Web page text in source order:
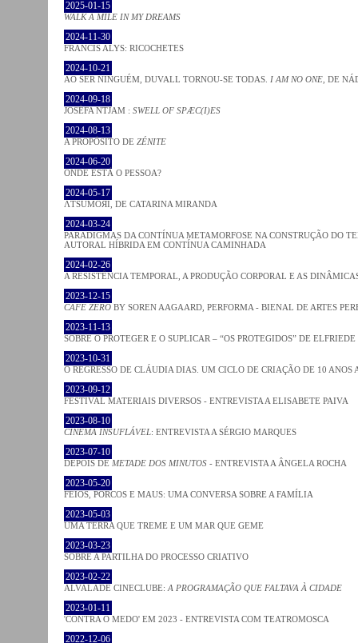
2025-01-15
WALK A MILE IN MY DREAMS
2024-11-30
FRANCIS ALYS: RICOCHETES
2024-10-21
AO SER NINGUÉM, DUVALL TORNOU-SE TODAS. I AM NO ONE , DE
2024-09-18
JOSÈFA NTJAM : SWELL OF SPÆC(I)ES
2024-08-13
A PROPÓSITO DE ZÉNITE
2024-06-20
ONDE ESTÁ O PESSOA?
2024-05-17
ΛƬSUMOЯI, DE CATARINA MIRANDA
2024-03-24
PARADIGMAS DA CONTÍNUA METAMORFOSE NA CONSTRUÇÃO DO
AUTORAL HÍBRIDA EM CONTÍNUA CAMINHADA
2024-02-26
A RESISTÊNCIA TEMPORAL, A PRODUÇÃO CORPORAL E AS
2023-12-15
CAFE ZERO BY SOREN AAGAARD, PERFORMA - BIENAL DE ARTES
2023-11-13
SOBRE O PROTEGER E O SUPLICAR – “OS PROTEGIDOS” DE
2023-10-31
O REGRESSO DE CLÁUDIA DIAS. UM CICLO DE CRIAÇÃO DE 10
2023-09-12
FESTIVAL MATERIAIS DIVERSOS - ENTREVISTA A ELISABETE PAIVA
2023-08-10
CINEMA INSUFLÁVEL: ENTREVISTA A SÉRGIO MARQUES
2023-07-10
DEPOIS DE METADE DOS MINUTOS - ENTREVISTA A ÂNGELA ROCHA
2023-05-20
FEIOS, PORCOS E MAUS: UMA CONVERSA SOBRE A FAMÍLIA
2023-05-03
UMA TERRA QUE TREME E UM MAR QUE GEME
2023-03-23
SOBRE A PARTILHA DO PROCESSO CRIATIVO
2023-02-22
ALVALADE CINECLUBE: A PROGRAMAÇÃO QUE FALTAVA À CIDADE
2023-01-11
'CONTRA O MEDO' EM 2023 - ENTREVISTA COM TEATROMOSCA
2022-12-06